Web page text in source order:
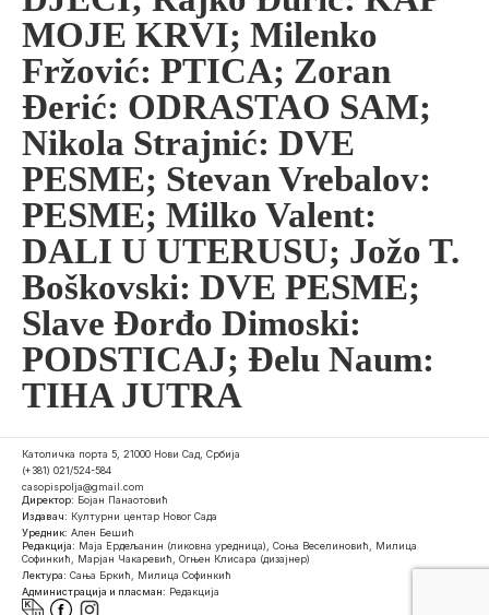
MOJE KRVI; Milenko
Fržović: PTICA; Zoran
Đerić: ODRASTAO SAM;
Nikola Strajnić: DVE
PESME; Stevan Vrebalov:
PESME; Milko Valent:
DALI U UTERUSU; Jožo T.
Boškovski: DVE PESME;
Slave Đorđo Dimoski:
PODSTICAJ; Đelu Naum:
TIHA JUTRA
Католичка порта 5, 21000 Нови Сад, Србија
(+381) 021/524-584
casopispolja@gmail.com
Директор: Бојан Панаотовић
Издавач: Културни центар Новог Сада
Уредник: Ален Бешић
Редакција: Маја Ердељанин (ликовна уредница), Соња Веселиновић, Милица
Софинкић, Марјан Чакаревић, Огњен Клисара (дизајнер)
Лектура: Сања Бркић, Милица Софинкић
Администрација и пласман: Редакција